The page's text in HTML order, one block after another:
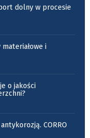
dolny w procesie
i
o jakości
CORRO